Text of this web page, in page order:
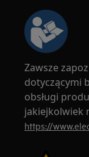
Zawsze
dotyczącymi
obsługi
jakiejkolwiek
https://